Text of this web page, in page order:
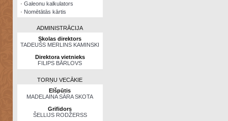
· Galeonu kalkulators
· Nomētātās kārtis
ADMINISTRĀCIJA
Skolas direktors
TADEUŠS MERLINS KAMINSKI
Direktora vietnieks
FILIPS BĀRLOVS
TORŅU VECĀKIE
Elšpūtis
MADELAINA SĀRA SKOTA
Grifidors
ŠELLIJS RODŽERSS